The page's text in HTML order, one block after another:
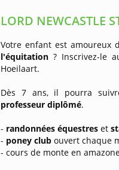
LORD NEWCASTLE
Votre enfant est amoureux
l'équitation ? Inscrivez-le
Hoeilaart.
Dès 7 ans, il pourra
professeur diplômé.
- randonnées équestres et
- poney club ouvert chaque
- cours de monte en